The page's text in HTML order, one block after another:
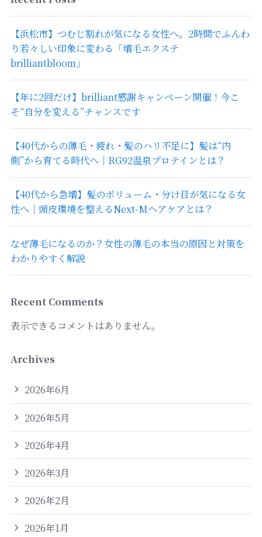
【浜松市】つむじ割れが気になる女性へ。2時間でふんわ
り若々しい印象に変わる「増毛エクステ
brilliantbloom」
【年に2回だけ】brilliant感謝キャンペーン開催！今こ
そ“自分を変える”チャンスです
【40代からの薄毛・疲れ・髪のハリ不足に】髪は“内
側”から育てる時代へ｜RG92温泉プロテインとは？
【40代から急増】髪のボリューム・分け目が気になる女
性へ｜頭皮環境を整えるNext-Mヘアケアとは？
なぜ薄毛になるのか？女性の薄毛の本当の原因と対策を
わかりやすく解説
Recent Comments
表示できるコメントはありません。
Archives
2026年6月
2026年5月
2026年4月
2026年3月
2026年2月
2026年1月